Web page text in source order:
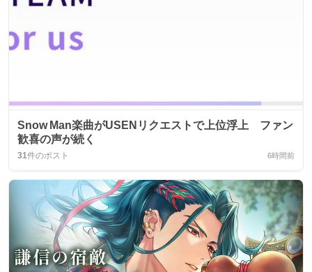
Snow Man楽曲がUSENリクエストで上位浮上 ファン
歓喜の声が続く
31件のポスト 6時間前